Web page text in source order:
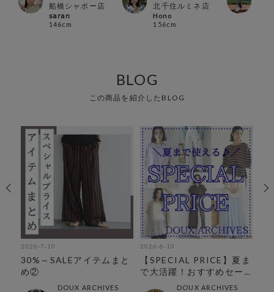
船橋シャポー店
𝗌𝖺𝗋𝖺𝗇
146cm
北千住ルミネ店
Hono
156cm
BLOG
この商品を紹介したBLOG
2026-7-10
30%～SALEアイテムまと
め②
DOUX ARCHIVES
2026-6-10
【SPECIAL PRICE】夏ま
で大活躍！おすすめセー
ルアイテムDOUX ARCHIVES